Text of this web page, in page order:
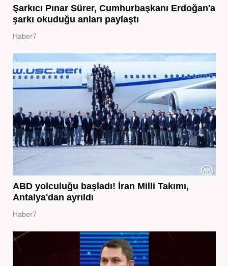
Şarkıcı Pınar Sürer, Cumhurbaşkanı Erdoğan'a
şarkı okuduğu anları paylaştı
Haber7
ABD yolculuğu başladı! İran Milli Takımı,
Antalya'dan ayrıldı
Haber7